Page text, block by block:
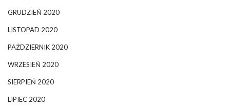
GRUDZIEŃ 2020
LISTOPAD 2020
PAŹDZIERNIK 2020
WRZESIEŃ 2020
SIERPIEŃ 2020
LIPIEC 2020